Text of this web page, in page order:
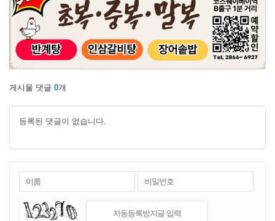
게시물 댓글 0개
등록된 댓글이 없습니다.